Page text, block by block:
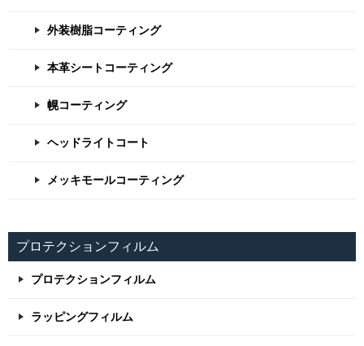
外装樹脂コーティング
本革シートコーティング
幌コーティング
ヘッドライトコート
メッキモールコーティング
プロテクションフィルム
プロテクションフィルム
ラッピングフィルム